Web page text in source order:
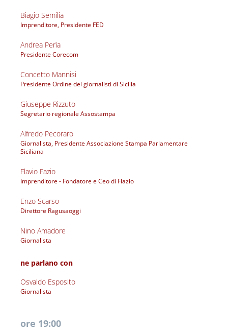
Biagio Semilia
Imprenditore, Presidente FED
Andrea Perìa
Presidente Corecom
Concetto Mannisi
Presidente Ordine dei giornalisti di Sicilia
Giuseppe Rizzuto
Segretario regionale Assostampa
Alfredo Pecoraro
Giornalista, Presidente Associazione Stampa Parlamentare
Siciliana
Flavio Fazio
Imprenditore - Fondatore e Ceo di Flazio
Enzo Scarso
Direttore Ragusaoggi
Nino Amadore
Giornalista
ne parlano con
Osvaldo Esposito
Giornalista
ore 19:00